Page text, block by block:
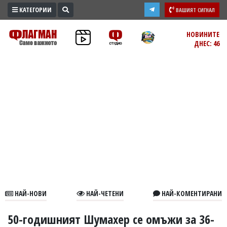
ПРОМО
ЗОНА
В
КАТЕГОРИИ ВАШИЯТ СИГНАЛ
НОВИНИТЕ
ДНЕС: 46
НАЙ-НОВИ НАЙ-ЧЕТЕНИ НАЙ-КОМЕНТИРАНИ
50-годишният Шумахер се омъжи за 36-